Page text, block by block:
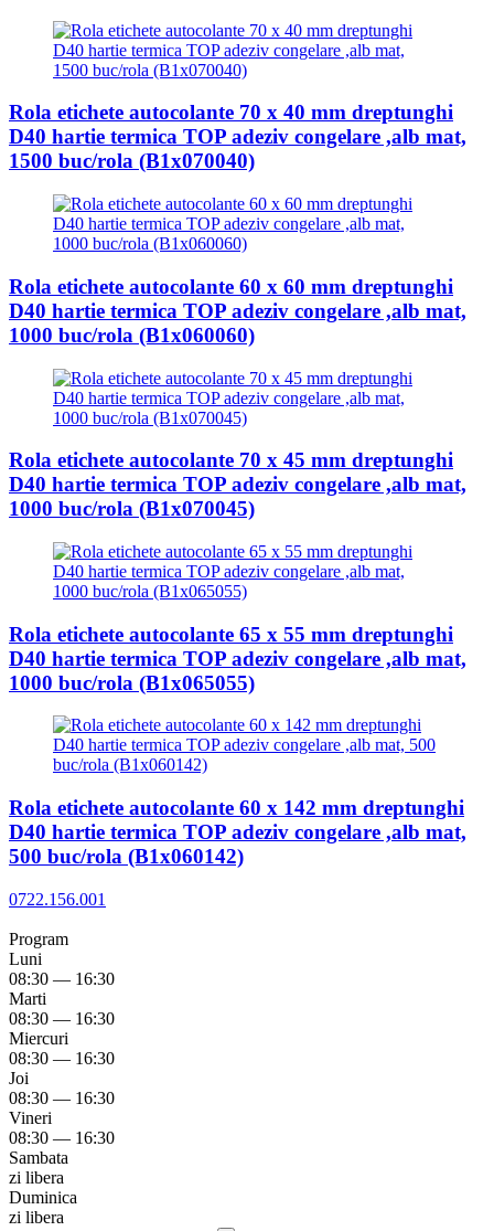
Rola etichete autocolante 70 x 40 mm dreptunghi
D40 hartie termica TOP adeziv congelare ,alb mat,
1500 buc/rola (B1x070040)
Rola etichete autocolante 60 x 60 mm dreptunghi
D40 hartie termica TOP adeziv congelare ,alb mat,
1000 buc/rola (B1x060060)
Rola etichete autocolante 70 x 45 mm dreptunghi
D40 hartie termica TOP adeziv congelare ,alb mat,
1000 buc/rola (B1x070045)
Rola etichete autocolante 65 x 55 mm dreptunghi
D40 hartie termica TOP adeziv congelare ,alb mat,
1000 buc/rola (B1x065055)
Rola etichete autocolante 60 x 142 mm dreptunghi
D40 hartie termica TOP adeziv congelare ,alb mat,
500 buc/rola (B1x060142)
0722.156.001
Program
Luni
08:30 — 16:30
Marti
08:30 — 16:30
Miercuri
08:30 — 16:30
Joi
08:30 — 16:30
Vineri
08:30 — 16:30
Sambata
zi libera
Duminica
zi libera